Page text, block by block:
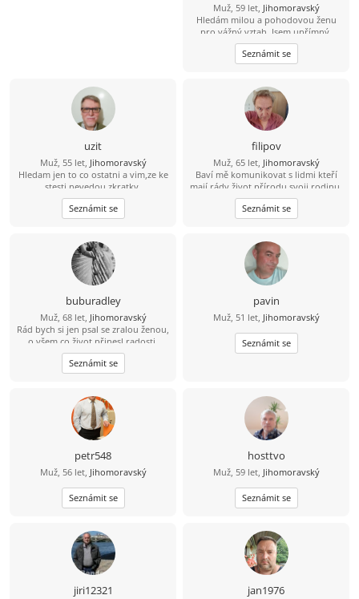
Muž, 59 let, Jihomoravský
Hledám milou a pohodovou ženu
pro vážný vztah. Jsem upřímný,
spolehlivý a mám rád přírodu i
obyčejné radosti života.Rád bych
našel partnerku, se kterou budeme
každodenní chvíle.
Seznámit se
uzit
Muž, 55 let, Jihomoravský
Hledam jen to co ostatni a vim,ze ke
stesti nevedou zkratky.
Seznámit se
filipov
Muž, 65 let, Jihomoravský
Baví mě komunikovat s lidmi kteří
mají rády život přírodu svoji rodinu.
Mám rád činnost která potěší
pomůže....
Seznámit se
buburadley
Muž, 68 let, Jihomoravský
Rád bych si jen psal se zralou ženou,
o všem co život přinesl radosti,
zklamání - i o sexu a zkušenostech s
partnery, Touhách a tajných
nesplněných přáních - zatím však jen
Seznámit se
pavin
Muž, 51 let, Jihomoravský
Seznámit se
petr548
Muž, 56 let, Jihomoravský
Seznámit se
hosttvo
Muž, 59 let, Jihomoravský
Seznámit se
jiri12321 jan1976